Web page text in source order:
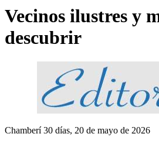
Vecinos ilustres y
descubrir
Chamberí 30 días, 20 de mayo de 2026